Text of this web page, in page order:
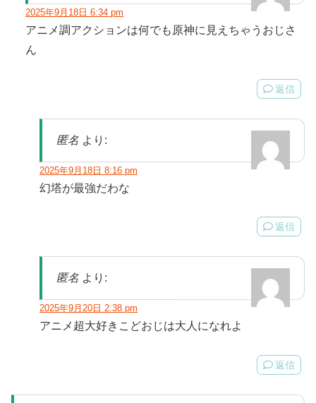
2025年9月18日 6:34 pm
アニメ調アクションは何でも原神に見えちゃうおじさ
ん
返信
匿名 より:
2025年9月18日 8:16 pm
幻塔が最強だわな
返信
匿名 より:
2025年9月20日 2:38 pm
アニメ超大好きこどおじは大人になれよ
返信